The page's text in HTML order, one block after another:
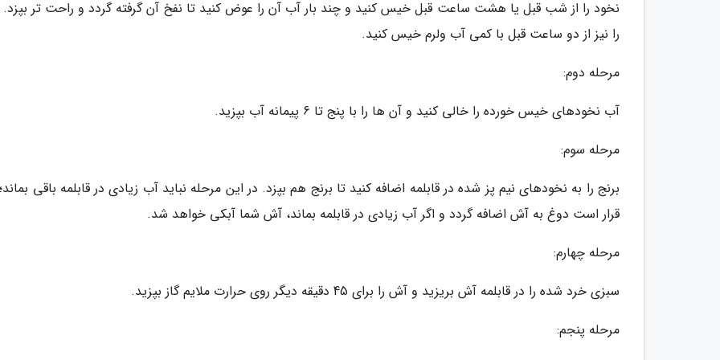
نخود را از شب قبل یا هشت ساعت قبل خیس کنید و چند بار آب آن را عوض کنید تا نفخ آن گرفته گردد و راحت تر بپزد.
را نیز از دو ساعت قبل با کمی آب ولرم خیس کنید.
مرحله دوم:
آب نخودهای خیس خورده را خالی کنید و آن ها را با پنج تا 6 پیمانه آب بپزید.
مرحله سوم:
برنج را به نخودهای نیم پز شده در قابلمه اضافه کنید تا برنج هم بپزد. در این مرحله نباید آب زیادی در قابلمه باقی بماند؛
قرار است دوغ به آش اضافه گردد و اگر آب زیادی در قابلمه بماند، آش شما آبکی خواهد شد.
مرحله چهارم:
سبزی خرد شده را در قابلمه آش بریزید و آش را برای 45 دقیقه دیگر روی حرارت ملایم گاز بپزید.
مرحله پنجم: